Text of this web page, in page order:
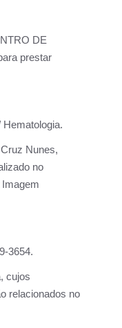
DE
prestar
Hematologia.
Nunes,
no
3654.
cujos
relacionados no